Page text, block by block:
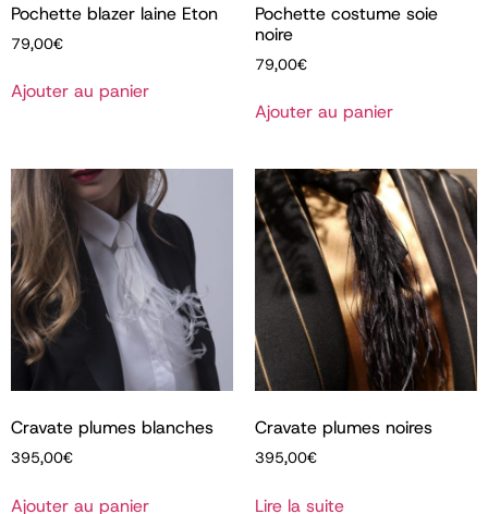
Pochette blazer laine Eton
79,00€
Ajouter au panier
Pochette costume soie
noire
79,00€
Ajouter au panier
Cravate plumes blanches
395,00€
Ajouter au panier
Cravate plumes noires
395,00€
Lire la suite